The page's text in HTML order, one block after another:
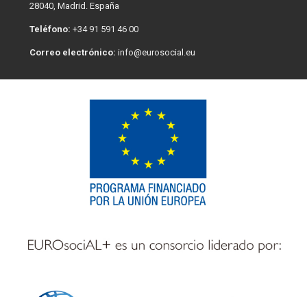
28040, Madrid. España
Teléfono: +34 91 591 46 00
Correo electrónico: info@eurosocial.eu